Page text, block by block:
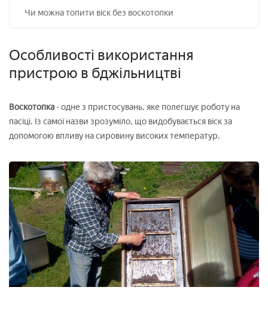
Чи можна топити віск без воскотопки
Особливості використання
пристрою в бджільництві
Воскотопка - одне з пристосувань, яке полегшує роботу на
пасіці. Із самої назви зрозуміло, що видобувається віск за
допомогою впливу на сировину високих температур.